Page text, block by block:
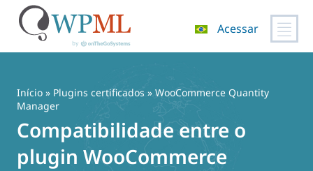
conteúdo
Acessar
Início » Plugins certificados » WooCommerce Quantity
Manager
Compatibilidade entre o
plugin WooCommerce